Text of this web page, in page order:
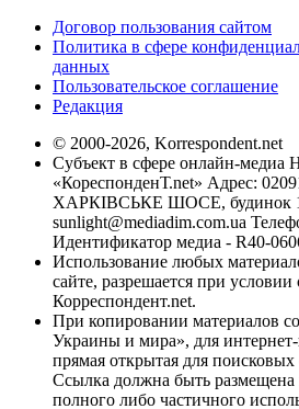
Договор пользования сайтом
Политика в сфере
данных
Пользовательское соглашение
Редакция
© 2000-2026, Korrespondent.net
Субъект в сфере онлайн-медиа
«КореспонденТ.net» Адрес:
ХАРКІВСЬКЕ ШОСЕ, будинок
sunlight@mediadim.com.ua
Идентификатор медиа - R40-
Использование любых
сайте, разрешается при
Корреспондент.net.
При копировании материалов
Украины и мира», для интернет-
прямая открытая для
Ссылка должна быть размещена
полного либо частичного